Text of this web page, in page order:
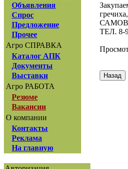
Объявления
Спрос
Предложение
Прочее
Агро СПРАВКА
Каталог АПК
Документы
Выставки
Агро РАБОТА
Резюме
Вакансии
О компании
Контакты
Реклама
На главную
ТЕЛ. 8-